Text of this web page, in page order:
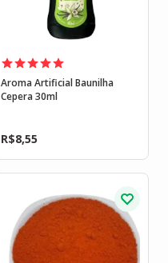
Aroma Artificial Baunilha
Cepera 30ml
R$8,55